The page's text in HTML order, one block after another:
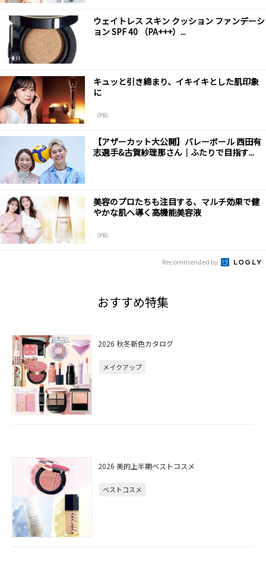
ウェイトレス スキン クッション ファンデーシ
ョン SPF 40 （PA+++）...
キュッと引き締まり、イキイキとした肌印象
に
（PR）
【アザーカット大公開】バレーボール 西田有
志選手&古賀紗理那さん｜ふたりで目指す...
美容のプロたちも注目する、マルチ効果で健
やかな肌へ導く高機能美容液
（PR）
Recommended by
おすすめ特集
2026 秋冬新色カタログ
メイクアップ
2026 美的上半期ベストコスメ
ベストコスメ